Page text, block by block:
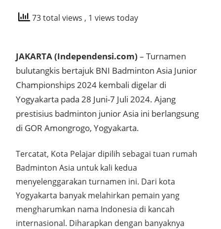
73 total views , 1 views today
JAKARTA (Independensi.com) – Turnamen
bulutangkis bertajuk BNI Badminton Asia Junior
Championships 2024 kembali digelar di
Yogyakarta pada 28 Juni-7 Juli 2024. Ajang
prestisius badminton junior Asia ini berlangsung
di GOR Amongrogo, Yogyakarta.
Tercatat, Kota Pelajar dipilih sebagai tuan rumah
Badminton Asia untuk kali kedua
menyelenggarakan turnamen ini. Dari kota
Yogyakarta banyak melahirkan pemain yang
mengharumkan nama Indonesia di kancah
internasional. Diharapkan dengan banyaknya